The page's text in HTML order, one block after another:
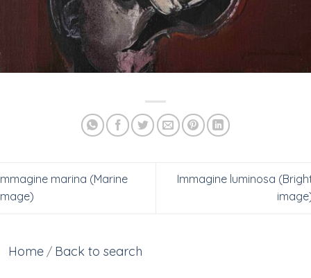
marina (Marine
Immagine luminosa
Home / Back to search